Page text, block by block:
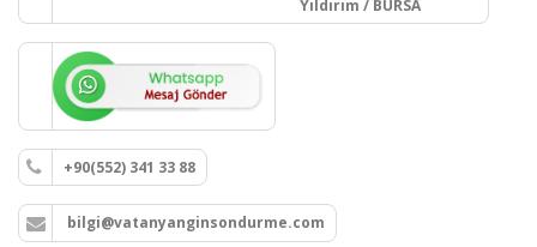
Yıldırım / BURSA
+90(552) 341 33 88
bilgi@vatanyanginsondurme.com